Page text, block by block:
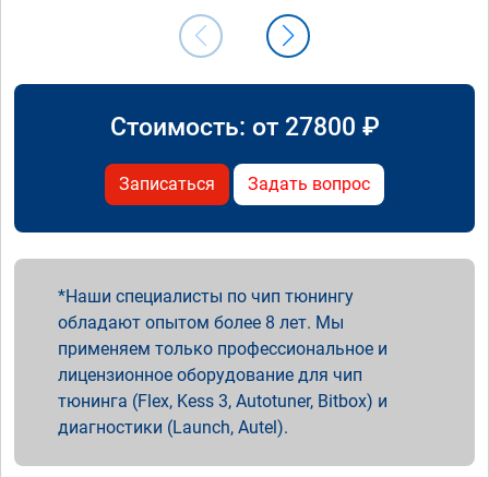
Стоимость: от 27800 ₽
Записаться Задать вопрос
Наши специалисты по чип тюнингу
обладают опытом более 8 лет. Мы
применяем только профессиональное и
лицензионное оборудование для чип
тюнинга (Flex, Kess 3, Autotuner, Bitbox) и
диагностики (Launch, Autel).